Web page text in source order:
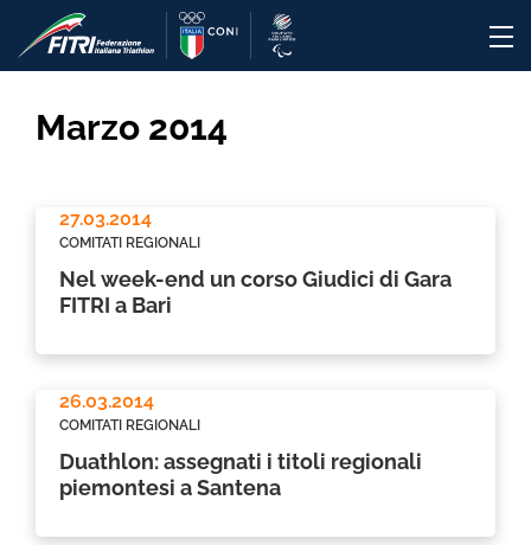
Marzo 2014
27.03.2014
COMITATI REGIONALI
Nel week-end un corso Giudici di Gara
FITRI a Bari
26.03.2014
COMITATI REGIONALI
Duathlon: assegnati i titoli regionali
piemontesi a Santena